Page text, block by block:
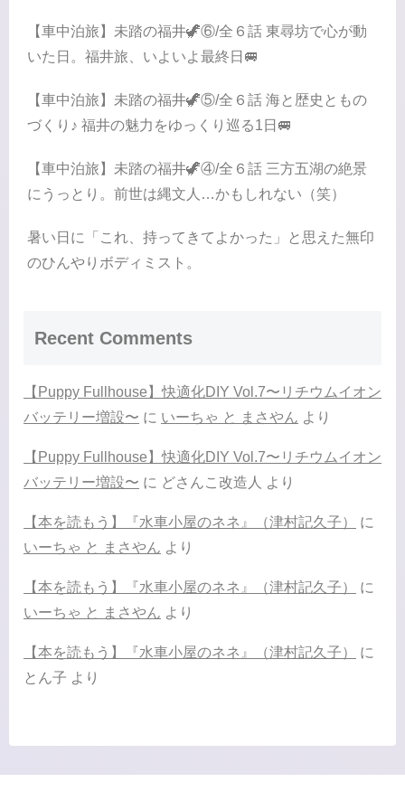
【車中泊旅】未踏の福井🦖⑥/全６話 東尋坊で心が動
いた日。福井旅、いよいよ最終日🚐
【車中泊旅】未踏の福井🦖⑤/全６話 海と歴史ともの
づくり♪ 福井の魅力をゆっくり巡る1日🚐
【車中泊旅】未踏の福井🦖④/全６話 三方五湖の絶景
にうっとり。前世は縄文人…かもしれない（笑）
暑い日に「これ、持ってきてよかった」と思えた無印
のひんやりボディミスト。
Recent Comments
【Puppy Fullhouse】快適化DIY Vol.7〜リチウムイオン
バッテリー増設〜 に いーちゃ と まさやん より
【Puppy Fullhouse】快適化DIY Vol.7〜リチウムイオン
バッテリー増設〜 に どさんこ改造人 より
【本を読もう】『水車小屋のネネ』（津村記久子）
に
いーちゃ と まさやん より
【本を読もう】『水車小屋のネネ』（津村記久子）
に
いーちゃ と まさやん より
【本を読もう】『水車小屋のネネ』（津村記久子）
に
とん子 より